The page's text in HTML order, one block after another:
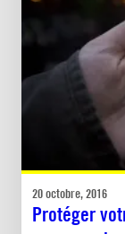
20 octobre, 2016
Protéger